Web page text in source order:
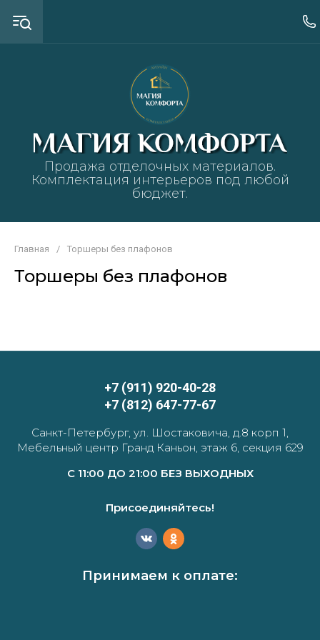
Продажа отделочных материалов.
Комплектация интерьеров под любой
бюджет.
Главная / Торшеры без плафонов
Торшеры без плафонов
+7 (911) 920-40-28
+7 (812) 647-77-67
Санкт-Петербург, ул. Шостаковича, д.8 корп 1,
Мебельный центр Гранд Каньон, этаж 6, секция 629
С 11:00 ДО 21:00 БЕЗ ВЫХОДНЫХ
Принимаем к оплате:
Присоединяйтесь!